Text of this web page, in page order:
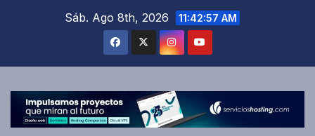
Sáb. Ago 8th, 2026 11:42:57 AM